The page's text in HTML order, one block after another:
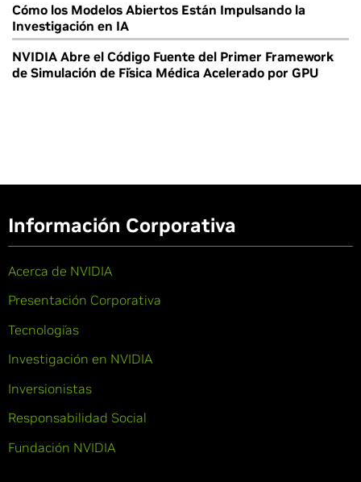
Cómo los Modelos Abiertos Están Impulsando la
Investigación en IA
NVIDIA Abre el Código Fuente del Primer Framework
de Simulación de Física Médica Acelerado por GPU
Información Corporativa
Acerca de NVIDIA
Presentación Corporativa
Tecnologías
Investigación en NVIDIA
Inversionistas
Responsabilidad Social
Fundación NVIDIA